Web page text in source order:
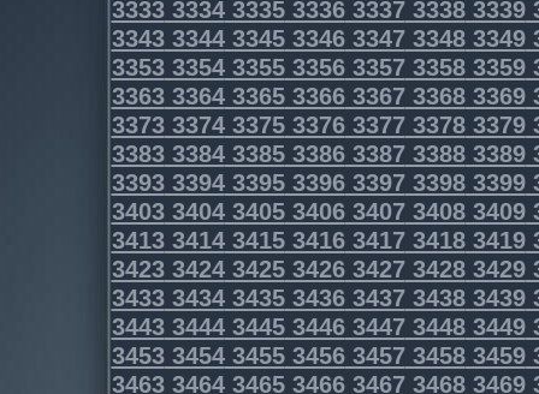
3333333433353336333733383339
3343334433453346334733483349
3353335433553356335733583359
3363336433653366336733683369
3373337433753376337733783379
3383338433853386338733883389
3393339433953396339733983399
3403340434053406340734083409
3413341434153416341734183419
3423342434253426342734283429
3433343434353436343734383439
3443344434453446344734483449
3453345434553456345734583459
3463346434653466346734683469